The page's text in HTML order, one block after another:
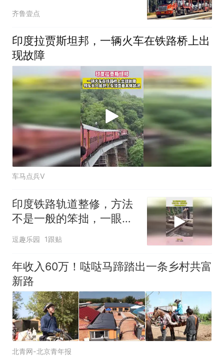
齐鲁壹点
印度拉贾斯坦邦，一辆火车在铁路桥上出
现故障
车马点兵V
印度铁路轨道整修，方法
不是一般的笨拙，一眼看
出国家实力
逗趣乐园 1跟贴
年收入60万！哒哒马蹄踏出一条乡村共富
新路
北青网-北京青年报